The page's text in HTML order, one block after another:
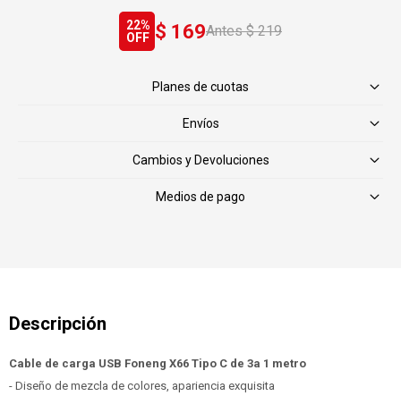
$ 169 $ 219
22
Planes de cuotas
Envíos
Cambios y Devoluciones
Medios de pago
Cable de carga USB Foneng X66 Tipo C de 3a 1 metro
- Diseño de mezcla de colores, apariencia exquisita